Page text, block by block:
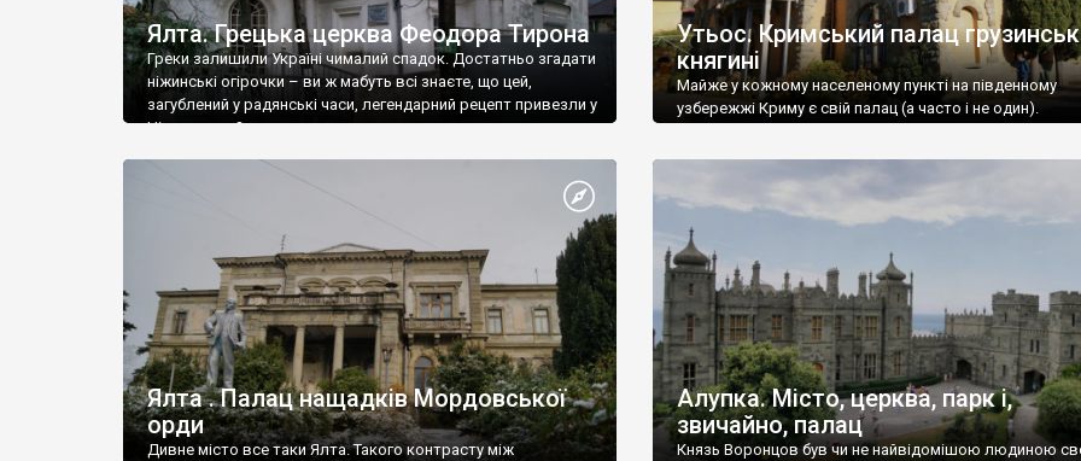
Ялта. Грецька церква Феодора Тирона
Греки залишили Україні чималий спадок. Достатньо згадати
ніжинські огірочки – ви ж мабуть всі знаєте, що цей,
загублений у радянські часи, легендарний рецепт привезли у
Ніжин греки?
Утьос. Кримський палац
княгині
Майже у кожному населеному пункті на південному
узбережжі Криму є свій палац (а часто і не один).
Ялта . Палац нащадків Мордовської
орди
Дивне місто все таки Ялта. Такого контрасту між
Алупка. Місто, церква, парк і,
звичайно, палац
Князь Воронцов був чи не найвідомішою людиною